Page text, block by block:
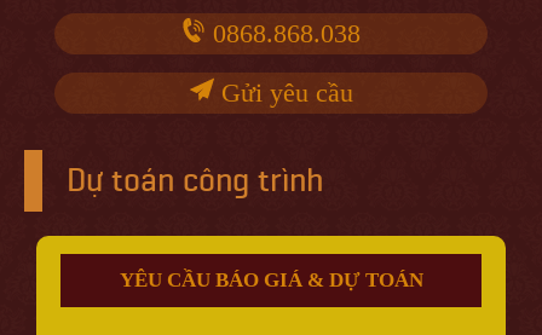
0868.868.038
Gửi yêu cầu
Dự toán công trình
YÊU CẦU BÁO GIÁ & DỰ TOÁN